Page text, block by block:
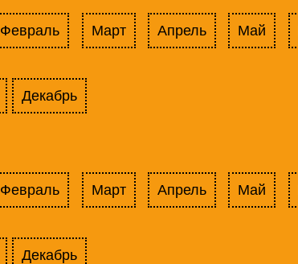
Февраль Март Апрель Май
Декабрь
Февраль Март Апрель Май
Декабрь